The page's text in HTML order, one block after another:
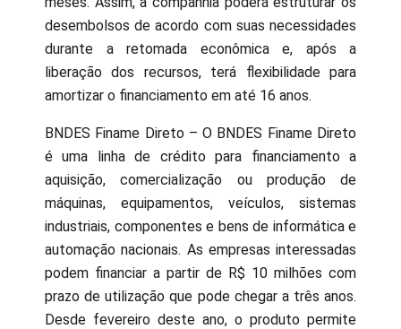
desembolsos de acordo com suas necessidades
durante a retomada econômica e, após a
liberação dos recursos, terá flexibilidade para
amortizar o financiamento em até 16 anos.
BNDES Finame Direto – O BNDES Finame Direto
é uma linha de crédito para financiamento a
aquisição, comercialização ou produção de
máquinas, equipamentos, veículos, sistemas
industriais, componentes e bens de informática e
automação nacionais. As empresas interessadas
podem financiar a partir de R$ 10 milhões com
prazo de utilização que pode chegar a três anos.
Desde fevereiro deste ano, o produto permite